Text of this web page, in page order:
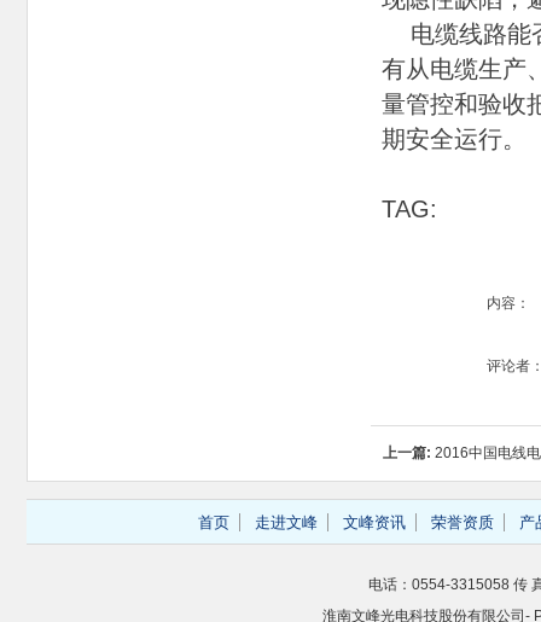
电缆线路能
有从电缆生产
量管控和验收
期安全运行。
TAG:
内容：
评论者
上一篇:2016中国电线
首页 走进文峰 文峰资讯 荣誉资质 产
电话：0554-3315058 传
淮南文峰光电科技股份有限公司-